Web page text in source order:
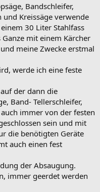
Bandschleifer,
und Kreissäge verwende
30 Liter Stahlfass
mit einem Kärcher
meine Zwecke erstmal
werde ich eine feste
der dann die
Band- Tellerschleifer,
immer von der festen
sein und mit
die benötigten Geräte
auch einen fest
der Absaugung.
immer geerdet werden